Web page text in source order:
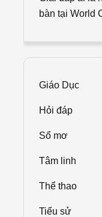
bàn tại World
Giáo Dục
Hỏi đáp
Sổ mơ
Tâm linh
Thể thao
Tiểu sử